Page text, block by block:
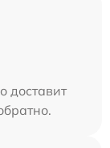
доставит